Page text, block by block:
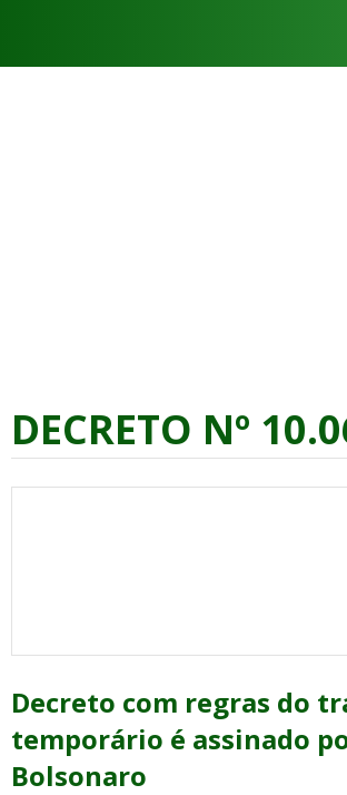
DECRETO Nº
Decreto com regras do
temporário é assinado
Bolsonaro